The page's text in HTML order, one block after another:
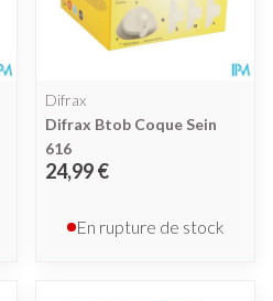
Difrax
Difrax Btob Coque Sein
616
24,99 €
En rupture de stock